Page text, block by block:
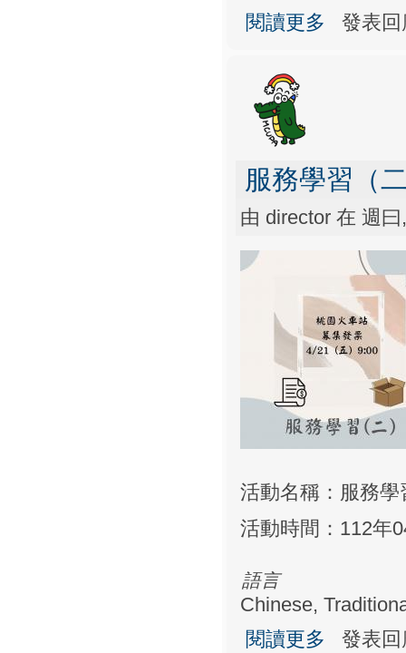
閱讀更多
關於職涯講座
發表
服務學習（
由 director在 週曰
活動名稱：服務學
活動時間：112年
語言
Chinese,
閱讀更多
關於服務學習（
發表